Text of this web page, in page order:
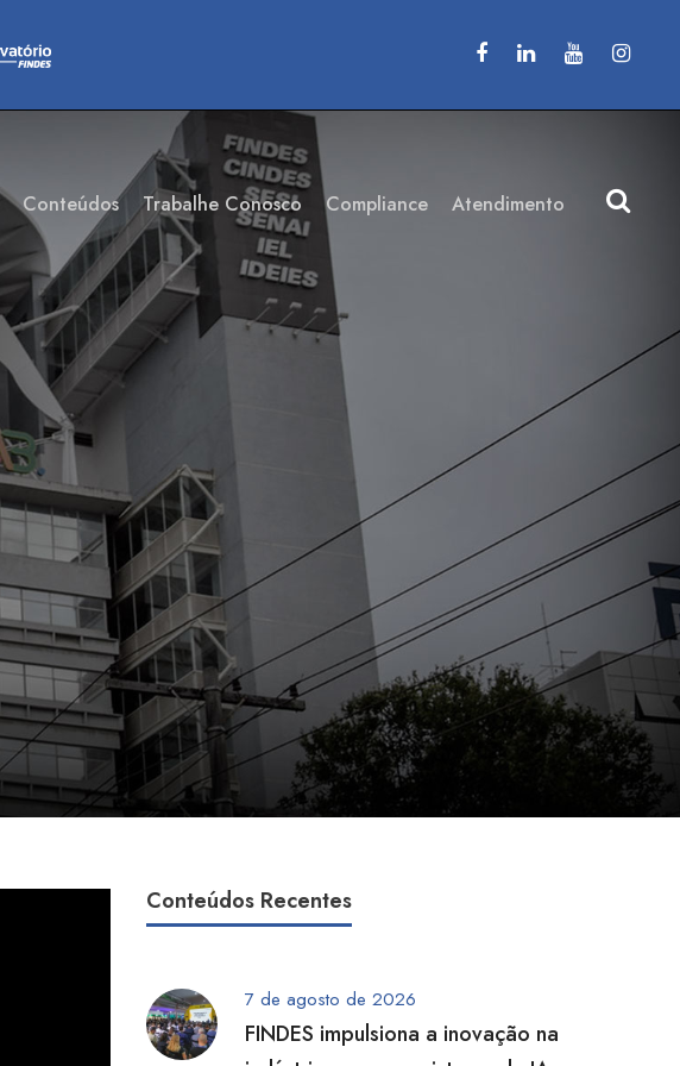
Conteúdos Trabalhe Conosco Compliance Atendimento
Conteúdos Recentes
7 de agosto de 2026
FINDES impulsiona a inovação na